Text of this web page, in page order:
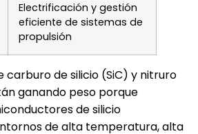
Electrificación y gestión
eficiente de sistemas de
propulsión
carburo de silicio (SiC) y nitruro
ganando peso porque
de silicio
de alta temperatura, alta